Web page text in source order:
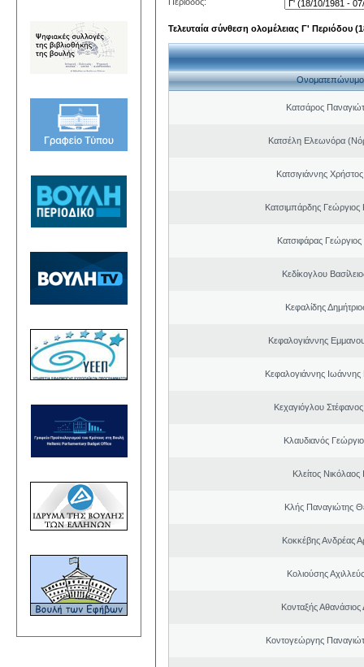
Τελευταία σύνθεση ολομέλειας Γ' Περιόδου
Ονοματεπώνυμο
Κατσάρος
Κατσέλη Ελεωνόρα
Κατσιγιάννης
Κατσιμπάρδης Γεώργιος
Κατσιφάρας
Κεδίκογλου
Κεφαλίδης
Κεφαλογιάννης
Κεφαλογιάννης Ιωάννης
Κεχαγιόγλου
Κλαυδιανός
Κλείτος
Κλής Παναγιώτης
Κοκκέβης Ανδρέας
Κολιούσης
Κονταξής Αθανάσιος
Κοντογεώργης